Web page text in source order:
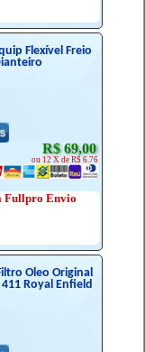
Flexível Freio
R$ 69,00
ou 12 X de R$ 6.76
Fullpro Envio
Óleo Original
Royal Enfield